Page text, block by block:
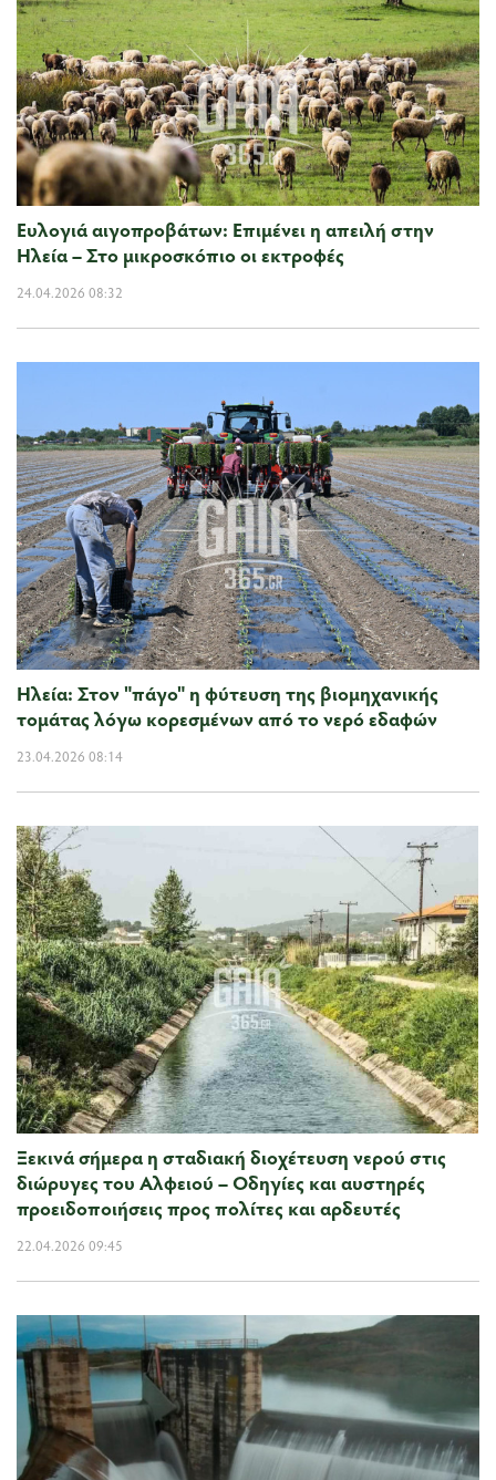
Ευλογιά αιγοπροβάτων: Επιμένει η απειλή στην
Ηλεία – Στο μικροσκόπιο οι εκτροφές
24.04.2026 08:32
Ηλεία: Στον "πάγο" η φύτευση της βιομηχανικής
τομάτας λόγω κορεσμένων από το νερό εδαφών
23.04.2026 08:14
Ξεκινά σήμερα η σταδιακή διοχέτευση νερού στις
διώρυγες του Αλφειού – Οδηγίες και αυστηρές
προειδοποιήσεις προς πολίτες και αρδευτές
22.04.2026 09:45